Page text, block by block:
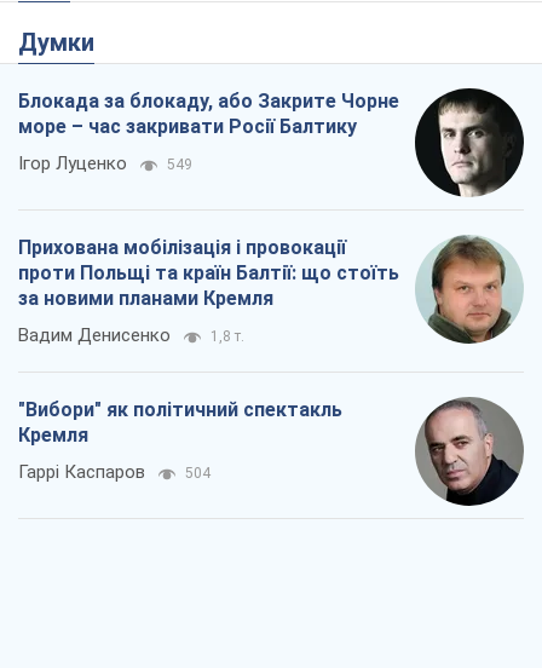
Думки
Блокада за блокаду, або Закрите Чорне
море – час закривати Росії Балтику
Ігор Луценко 549
Прихована мобілізація і провокації
проти Польщі та країн Балтії: що стоїть
за новими планами Кремля
Вадим Денисенко 1,8 т.
"Вибори" як політичний спектакль
Кремля
Гаррі Каспаров 504